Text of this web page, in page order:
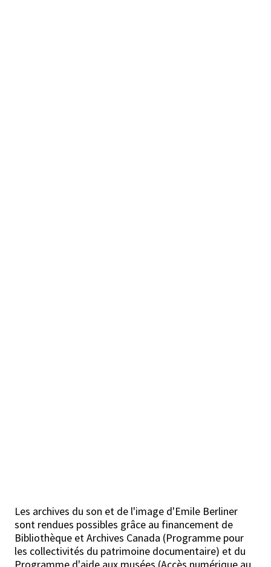
Les archives du son et de l'image d'Emile Berliner
sont rendues possibles grâce au financement de
Bibliothèque et Archives Canada (Programme pour
les collectivités du patrimoine documentaire) et du